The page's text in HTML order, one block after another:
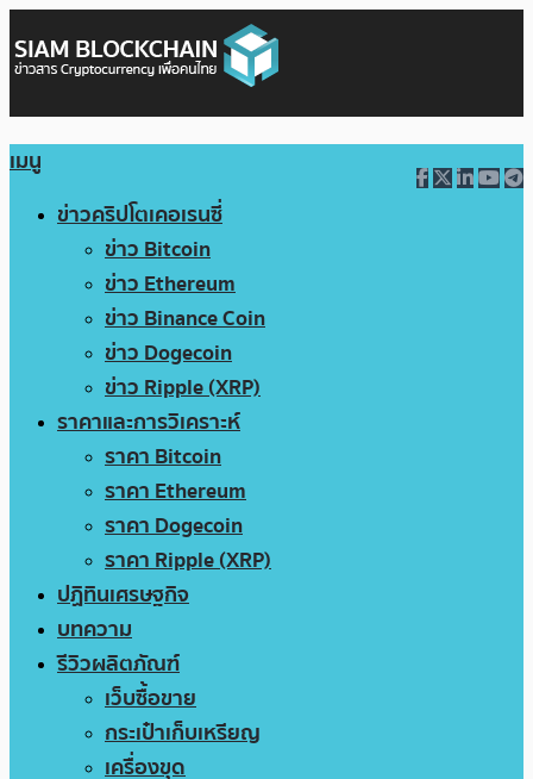
เมนู
ข่าวคริปโตเคอเรนซี่
ข่าว Bitcoin
ข่าว Ethereum
ข่าว Binance Coin
ข่าว Dogecoin
ข่าว Ripple (XRP)
ราคาและการวิเคราะห์
ราคา Bitcoin
ราคา Ethereum
ราคา Dogecoin
ราคา Ripple (XRP)
ปฏิทินเศรษฐกิจ
บทความ
รีวิวผลิตภัณฑ์
เว็บซื้อขาย
กระเป๋าเก็บเหรียญ
เครื่องขุด